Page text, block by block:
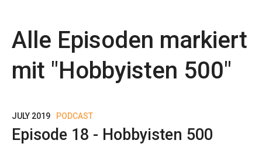
Alle Episoden markiert
mit "Hobbyisten 500"
JULY 2019 PODCAST
Episode 18 - Hobbyisten 500